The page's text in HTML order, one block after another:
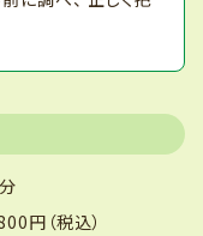
円（税込）